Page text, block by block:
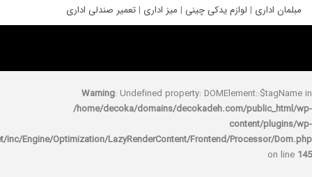
|لوازم یدکی چینی|میز اداری| تعمیر صندلی اداری
Warning: Undefined property:
/home/decoka/domains/decokadeh.com/
rocket/inc/Engine/Optimization/LazyRenderContent/Frontend/